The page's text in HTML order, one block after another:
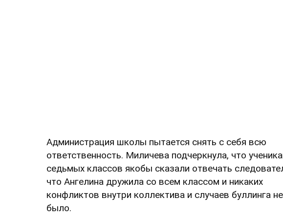
Администрация школы пытается снять с себя всю
ответственность. Миличева подчеркнула, что
седьмых классов якобы сказали отвечать
что Ангелина дружила со всем классом и никаких
конфликтов внутри коллектива и случаев буллинга не
было.